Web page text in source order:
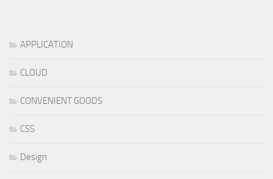
APPLICATION
CLOUD
CONVENIENT GOODS
CSS
Design